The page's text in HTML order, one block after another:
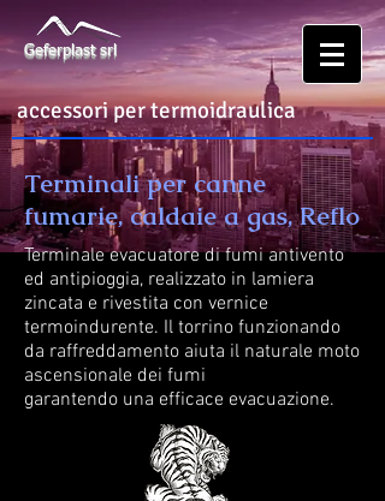
Geferplast srl
accessori per termoidraulica
Terminali per canne
fumarie, caldaie a gas, Reflo
Terminale evacuatore di fumi antivento
ed antipioggia, realizzato in lamiera
zincata e rivestita con vernice
termoindurente. Il torrino funzionando
da raffreddamento aiuta il naturale moto
ascensionale dei fumi
garantendo una efficace evacuazione.